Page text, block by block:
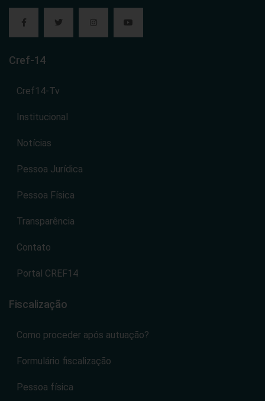
Cref-14
Cref14-Tv
Institucional
Notícias
Pessoa Jurídica
Pessoa Física
Transparência
Contato
Portal CREF14
Fiscalização
Como proceder após autuação?
Formulário fiscalização
Pessoa física